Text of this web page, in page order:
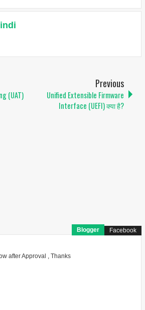
(UAT)
Previous
Unified Extensible Firmware
Interface (UEFI) क्या है?
Blogger Facebook
after Approval , Thanks